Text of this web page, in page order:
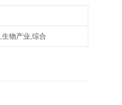
物产业,综合